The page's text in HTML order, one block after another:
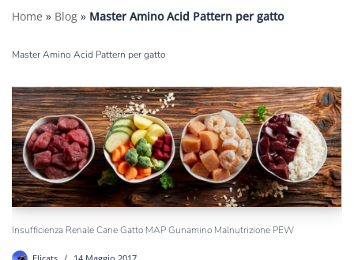
Home » Blog » Master Amino Acid Pattern per gatto
Master Amino Acid Pattern per gatto
Insufficienza Renale Cane Gatto MAP Gunamino Malnutrizione PEW